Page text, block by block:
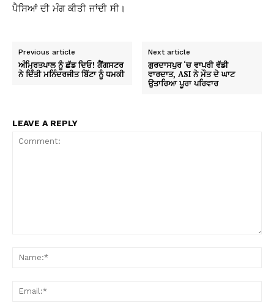
ਪੈਸਿਆਂ ਦੀ ਮੰਗ ਕੀਤੀ ਜਾਂਦੀ ਸੀ।
Previous article
ਅੰਮ੍ਰਿਤਪਾਲ ਨੂੰ ਛੱਡ ਦਿਓ! ਗੈਂਗਸਟਰ
ਨੇ ਦਿੱਤੀ ਮਨਿੰਦਰਜੀਤ ਬਿੱਟਾ ਨੂੰ ਧਮਕੀ
Next article
ਗੁਰਦਾਸਪੁਰ ‘ਚ ਵਾਪਰੀ ਵੱਡੀ
ਵਾਰਦਾਤ, ASI ਨੇ ਮੌਤ ਦੇ ਘਾਟ
ਉਤਾਰਿਆ ਪੂਰਾ ਪਰਿਵਾਰ
LEAVE A REPLY